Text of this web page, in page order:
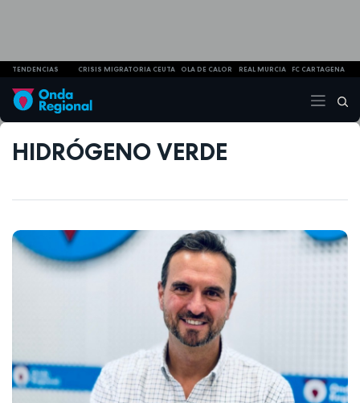
TENDENCIAS CRISIS MIGRATORIA CEUTA OLA DE CALOR REAL MURCIA FC CARTAGENA
HIDRÓGENO VERDE